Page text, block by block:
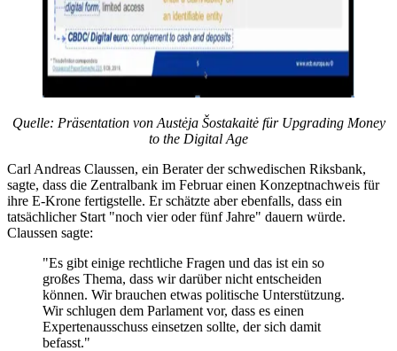
Quelle: Präsentation von Austėja Šostakaitė für Upgrading Money
to the Digital Age
Carl Andreas Claussen, ein Berater der schwedischen Riksbank,
sagte, dass die Zentralbank im Februar einen Konzeptnachweis für
ihre E-Krone fertigstelle. Er schätzte aber ebenfalls, dass ein
tatsächlicher Start "noch vier oder fünf Jahre" dauern würde.
Claussen sagte:
"Es gibt einige rechtliche Fragen und das ist ein so
großes Thema, dass wir darüber nicht entscheiden
können. Wir brauchen etwas politische Unterstützung.
Wir schlugen dem Parlament vor, dass es einen
Expertenausschuss einsetzen sollte, der sich damit
befasst."